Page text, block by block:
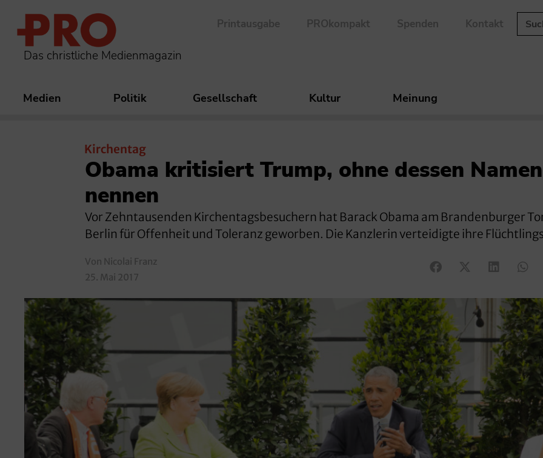
Das christliche Medienmagazin
Printausgabe PROkompakt Spenden Kontakt
Medien Politik Gesellschaft Kultur Meinung
Kirchentag
Obama kritisiert Trump, ohne dessen
nennen
Vor Zehntausenden Kirchentagsbesuchern hat Barack Obama am Brandenburger
Berlin für Offenheit und Toleranz geworben. Die Kanzlerin verteidigte ihre
Von Nicolai Franz
25. Mai 2017